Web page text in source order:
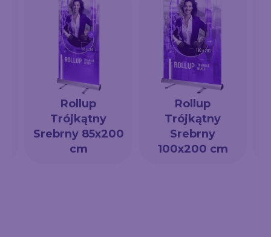
Rollup
Trójkątny
Srebrny 85x200
cm
Rollup
Trójkątny
Srebrny
100x200 cm